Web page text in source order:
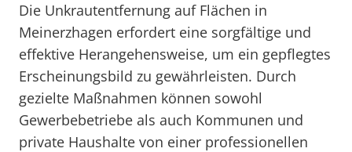
Die Unkrautentfernung auf Flächen in
Meinerzhagen erfordert eine sorgfältige und
effektive Herangehensweise, um ein gepflegtes
Erscheinungsbild zu gewährleisten. Durch
gezielte Maßnahmen können sowohl
Gewerbebetriebe als auch Kommunen und
private Haushalte von einer professionellen